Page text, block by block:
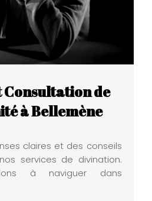
Consultation de
à Bellemène
claires et des conseils
services de divination.
à naviguer dans